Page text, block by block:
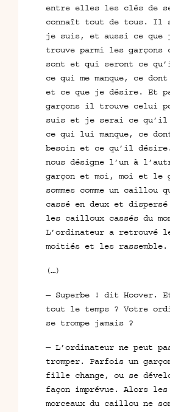
entre elles les clés de
connaît tout de tous. Il
je suis, et aussi ce
trouve parmi les garçons
sont et qui seront ce
ce qui me manque, ce
et ce que je désire. Et
garçons il trouve celui
suis et je serai ce
ce qui lui manque, ce
besoin et ce qu’il
nous désigne l’un à
garçon et moi, moi et le
sommes comme un
cassé en deux et
les cailloux cassés du
L’ordinateur a retrouvé
moitiés et les rassemble.
(…)
— Superbe ! dit Hoover.
tout le temps ? Votre
se trompe jamais ?
— L’ordinateur ne peut
tromper. Parfois un
fille change, ou se
façon imprévue. Alors les
morceaux du caillou ne